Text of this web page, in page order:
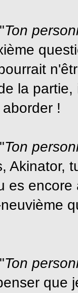
Ton
la
!
Ton
Akinator,
es
Ton
que